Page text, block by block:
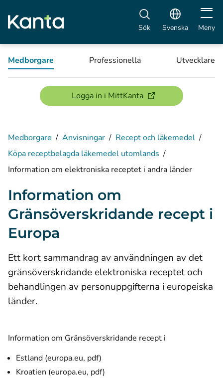
Sök Svenska Öppna
Meny
Medborgare Professionella Utvecklare
Logga in i MittKanta(öppnas i ett nytt
Medborgare / Anvisningar / Recept och läkemedel /
Köpa receptbelagda läkemedel utomlands /
Information om elektroniska receptet i andra länder
Information om
Gränsöverskridande recept i
Europa
Ett kort sammandrag av användningen av det
gränsöverskridande elektroniska receptet och
behandlingen av personuppgifterna i europeiska
länder.
Information om Gränsöverskridande recept i
Estland (europa.eu, pdf)
Kroatien (europa.eu, pdf)